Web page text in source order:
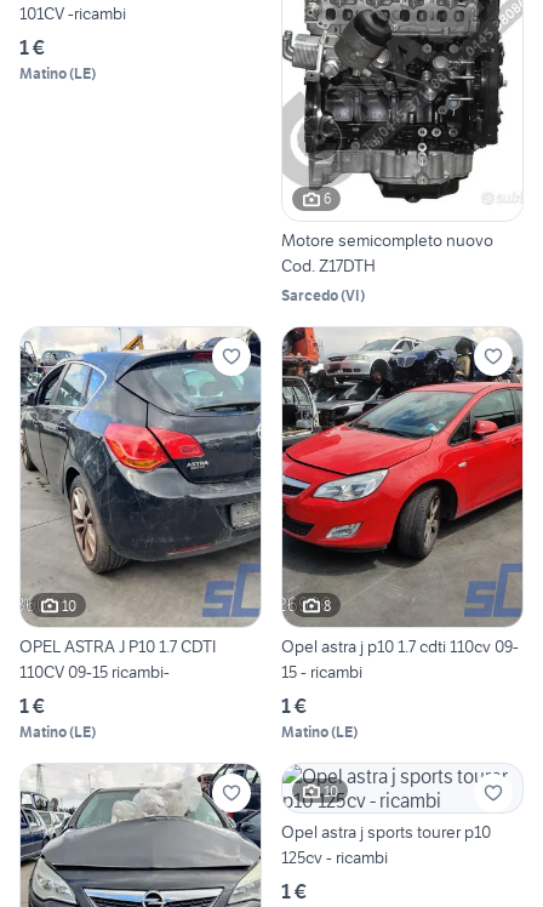
101CV -ricambi
1 €
Matino(LE)
6
Motore semicompleto nuovo
Cod. Z17DTH
Sarcedo(VI)
10
OPEL ASTRA J P10 1.7 CDTI
110CV 09-15 ricambi-
1 €
Matino(LE)
8
Opel astra j p10 1.7 cdti 110cv 09-
15 - ricambi
1 €
Matino(LE)
10
Opel astra j sports tourer p10
125cv - ricambi
1 €